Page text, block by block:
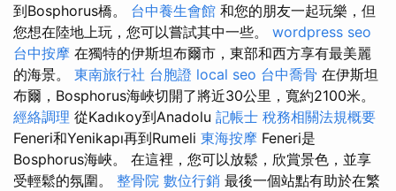
到Bosphorus橋。 台中養生會館 和您的朋友一起玩樂，但
您想在陸地上玩，您可以嘗試其中一些。 wordpress seo
台中按摩 在獨特的伊斯坦布爾市，東部和西方享有最美麗
的海景。 東南旅行社 台胞證 local seo 台中喬骨 在伊斯坦
布爾，Bosphorus海峽切開了將近30公里，寬約2100米。
經絡調理 從Kadıkoy到Anadolu 記帳士 稅務相關法規概要
Feneri和Yenikapı再到Rumeli 東海按摩 Feneri是
Bosphorus海峽。 在這裡，您可以放鬆，欣賞景色，並享
受輕鬆的氛圍。 整骨院 數位行銷 最後一個站點有助於在繁